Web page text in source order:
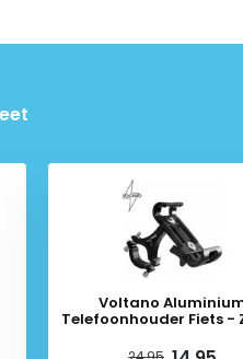
Voltano
Telefoonhouder Fiets -